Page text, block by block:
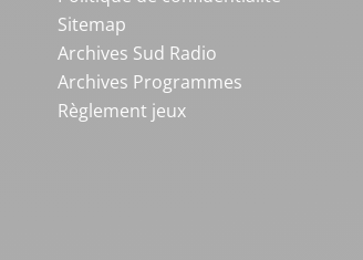
Sitemap
Archives Sud Radio
Archives Programmes
Règlement jeux